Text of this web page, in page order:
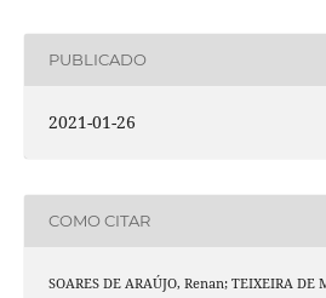
PUBLICADO
2021-01-26
COMO CITAR
SOARES DE ARAÚJO, Renan; TEIXEIRA DE